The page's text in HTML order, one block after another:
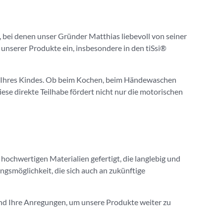
denen unser Gründer Matthias liebevoll von seiner
Produkte ein, insbesondere in den tiSsi®
Kindes. Ob beim Kochen, beim Händewaschen
direkte Teilhabe fördert nicht nur die motorischen
Materialien gefertigt, die langlebig und
die sich auch an zukünftige
Ihre Anregungen, um unsere Produkte weiter zu